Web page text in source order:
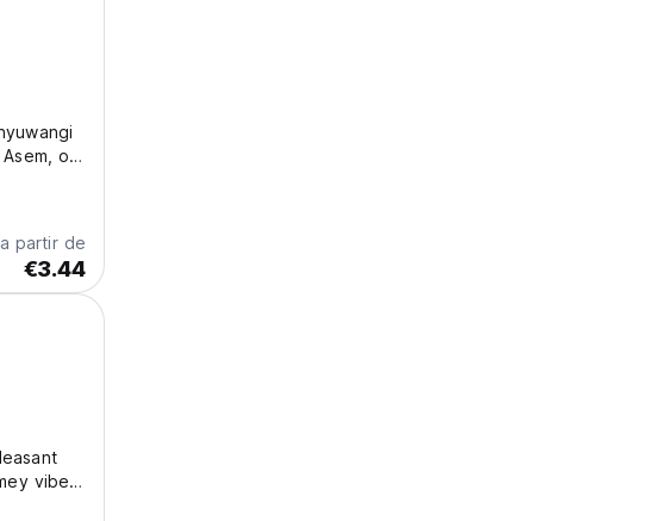
our
partir de
€3.44
vibe